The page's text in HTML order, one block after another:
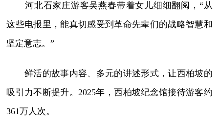
河北石家庄游客吴燕春带着女儿细细翻阅，“从
这些电报里，能真切感受到革命先辈们的战略智慧和
坚定意志。”
鲜活的故事内容、多元的讲述形式，让西柏坡的
吸引力不断提升。2025年，西柏坡纪念馆接待游客约
361万人次。